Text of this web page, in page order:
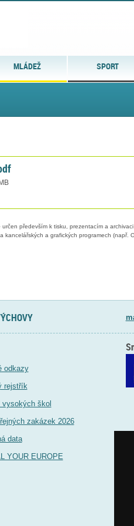
MLÁDEŽ SPORT
především k tisku, prezentacím a
kancelářských a grafických programech (např.
odkazy
rejstřík
vysokých škol
zakázek 2026
data
YOUR EUROPE